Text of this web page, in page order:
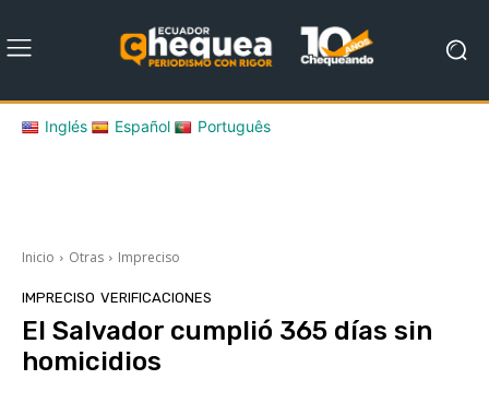
Inglés Español Português
Inicio Otras Impreciso
IMPRECISO VERIFICACIONES
El Salvador cumplió 365 días sin
homicidios